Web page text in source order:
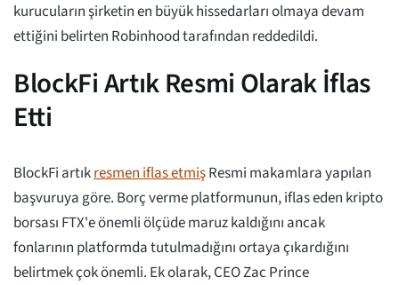
kurucuların şirketin en büyük hissedarları olmaya devam
ettiğini belirten Robinhood tarafından reddedildi.
BlockFi Artık Resmi Olarak İflas
Etti
BlockFi artıkresmen iflas etmişResmi makamlara yapılan
başvuruya göre. Borç verme platformunun, iflas eden kripto
borsası FTX'e önemli ölçüde maruz kaldığını ancak
fonlarının platformda tutulmadığını ortaya çıkardığını
belirtmek çok önemli. Ek olarak, CEO Zac Prince